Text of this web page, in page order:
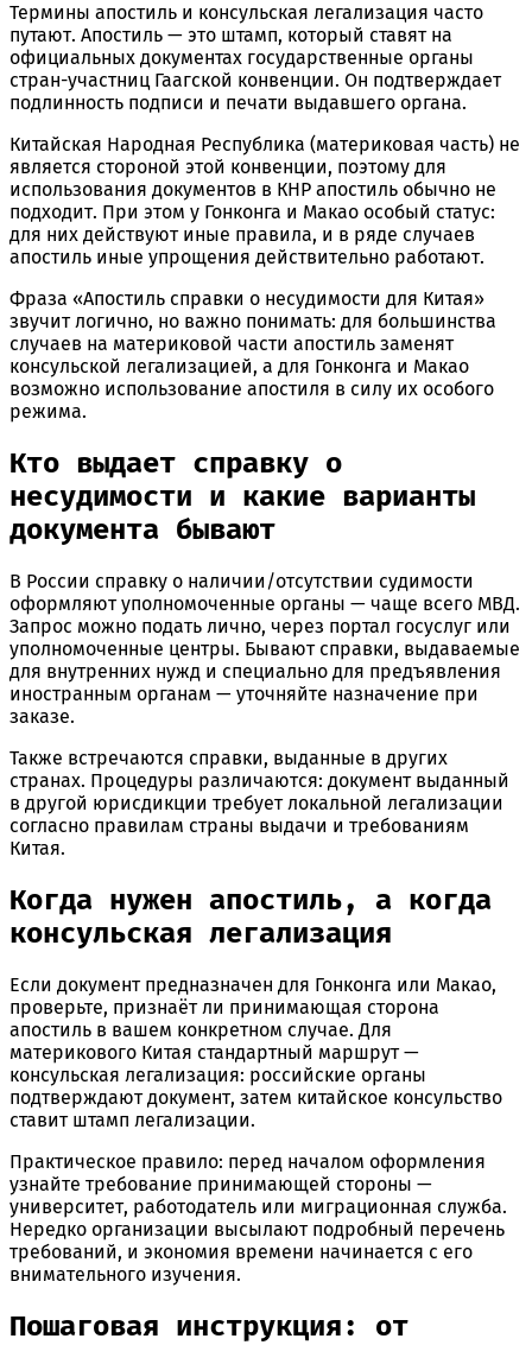
Термины апостиль и консульская легализация часто
путают. Апостиль — это штамп, который ставят на
официальных документах государственные органы
стран-участниц Гаагской конвенции. Он подтверждает
подлинность подписи и печати выдавшего органа.
Китайская Народная Республика (материковая часть) не
является стороной этой конвенции, поэтому для
использования документов в КНР апостиль обычно не
подходит. При этом у Гонконга и Макао особый статус:
для них действуют иные правила, и в ряде случаев
апостиль иные упрощения действительно работают.
Фраза «Апостиль справки о несудимости для Китая»
звучит логично, но важно понимать: для большинства
случаев на материковой части апостиль заменят
консульской легализацией, а для Гонконга и Макао
возможно использование апостиля в силу их особого
режима.
Кто выдает справку о
несудимости и какие варианты
документа бывают
В России справку о наличии/отсутствии судимости
оформляют уполномоченные органы — чаще всего МВД.
Запрос можно подать лично, через портал госуслуг или
уполномоченные центры. Бывают справки, выдаваемые
для внутренних нужд и специально для предъявления
иностранным органам — уточняйте назначение при
заказе.
Также встречаются справки, выданные в других
странах. Процедуры различаются: документ выданный
в другой юрисдикции требует локальной легализации
согласно правилам страны выдачи и требованиям
Китая.
Когда нужен апостиль, а когда
консульская легализация
Если документ предназначен для Гонконга или Макао,
проверьте, признаёт ли принимающая сторона
апостиль в вашем конкретном случае. Для
материкового Китая стандартный маршрут —
консульская легализация: российские органы
подтверждают документ, затем китайское консульство
ставит штамп легализации.
Практическое правило: перед началом оформления
узнайте требование принимающей стороны —
университет, работодатель или миграционная служба.
Нередко организации высылают подробный перечень
требований, и экономия времени начинается с его
внимательного изучения.
Пошаговая инструкция: от